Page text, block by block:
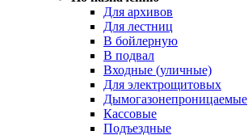
Для архивов
Для лестниц
В бойлерную
В подвал
Входные (уличные)
Для электрощитовых
Дымогазонепроницаемые
Кассовые
Подъездные